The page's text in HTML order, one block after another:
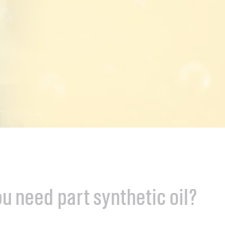
need part synthetic oil?